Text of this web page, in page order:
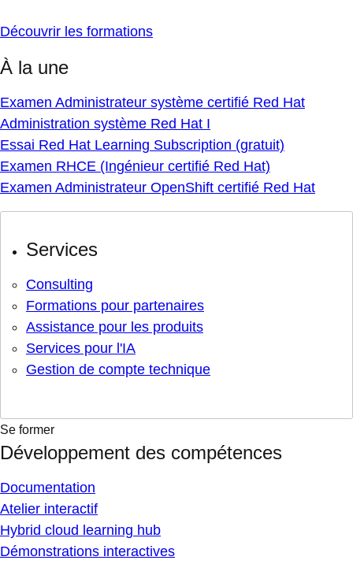
Découvrir les formations
À la une
Examen Administrateur système certifié Red Hat
Administration système Red Hat I
Essai Red Hat Learning Subscription (gratuit)
Examen RHCE (Ingénieur certifié Red Hat)
Examen Administrateur OpenShift certifié Red Hat
Services
Consulting
Formations pour partenaires
Assistance pour les produits
Services pour l'IA
Gestion de compte technique
Se former
Développement des compétences
Documentation
Atelier interactif
Hybrid cloud learning hub
Démonstrations interactives